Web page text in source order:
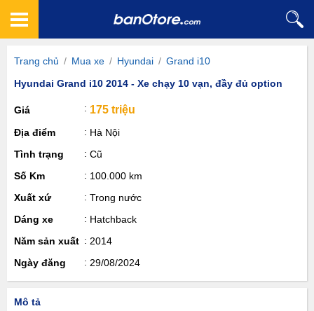
Trang chủ / Mua xe / Hyundai / Grand i10
Hyundai Grand i10 2014 - Xe chạy 10 vạn, đầy đủ option
Giá 175 triệu
Địa điểm
Hà Nội
Tình trạng
Cũ
Số Km
100.000 km
Xuất xứ
Trong nước
Dáng xe
Hatchback
Năm sản xuất
2014
Ngày đăng
29/08/2024
Mô tả